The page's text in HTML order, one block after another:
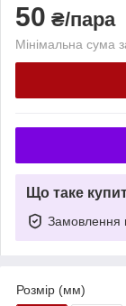
50 ₴/пара
Мінімальна сума
Що таке
Замовлення
Розмір (мм)